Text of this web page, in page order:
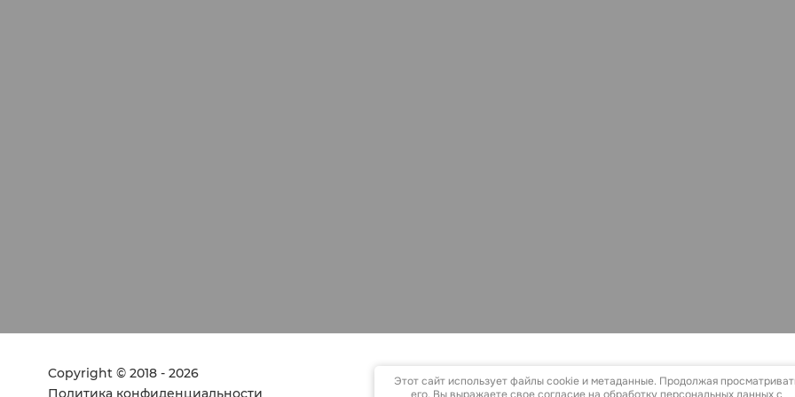
Copyright © 2018 - 2026
Политика конфиденциальности
Этот сайт использует файлы cookie и метаданные. Продолжая